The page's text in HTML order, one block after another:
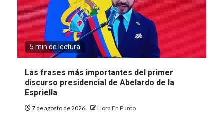
5 min de lectura
Las frases más importantes del primer
discurso presidencial de Abelardo de la
Espriella
7 de agosto de 2026 Hora En Punto